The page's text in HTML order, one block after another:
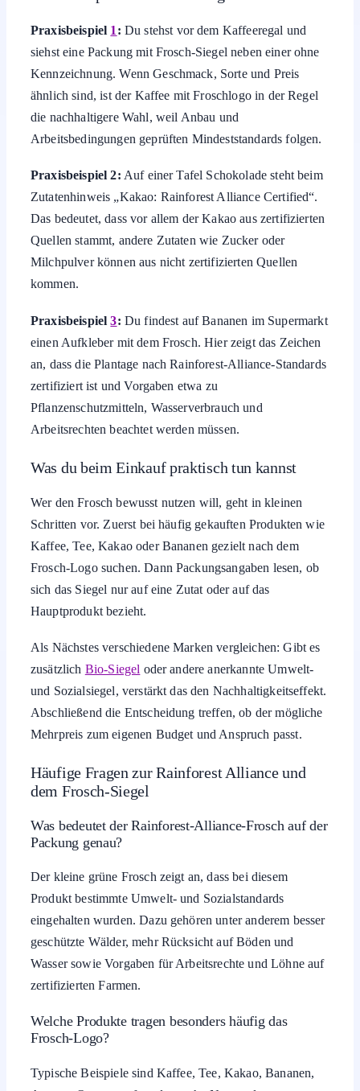
Praxisbeispiel 1 : Du stehst vor dem Kaffeeregal und
siehst eine Packung mit Frosch-Siegel neben einer ohne
Kennzeichnung. Wenn Geschmack, Sorte und Preis
ähnlich sind, ist der Kaffee mit Froschlogo in der Regel
die nachhaltigere Wahl, weil Anbau und
Arbeitsbedingungen geprüften Mindeststandards folgen.
Praxisbeispiel 2: Auf einer Tafel Schokolade steht beim
Zutatenhinweis „Kakao: Rainforest Alliance Certified“.
Das bedeutet, dass vor allem der Kakao aus zertifizierten
Quellen stammt, andere Zutaten wie Zucker oder
Milchpulver können aus nicht zertifizierten Quellen
kommen.
Praxisbeispiel3: Du findest auf Bananen im Supermarkt
einen Aufkleber mit dem Frosch. Hier zeigt das Zeichen
an, dass die Plantage nach Rainforest-Alliance-Standards
zertifiziert ist und Vorgaben etwa zu
Pflanzenschutzmitteln, Wasserverbrauch und
Arbeitsrechten beachtet werden müssen.
Was du beim Einkauf praktisch tun kannst
Wer den Frosch bewusst nutzen will, geht in kleinen
Schritten vor. Zuerst bei häufig gekauften Produkten wie
Kaffee, Tee, Kakao oder Bananen gezielt nach dem
Frosch-Logo suchen. Dann Packungsangaben lesen, ob
sich das Siegel nur auf eine Zutat oder auf das
Hauptprodukt bezieht.
Als Nächstes verschiedene Marken vergleichen: Gibt es
zusätzlich Bio-Siegel oder andere anerkannte Umwelt-
und Sozialsiegel, verstärkt das den Nachhaltigkeitseffekt.
Abschließend die Entscheidung treffen, ob der mögliche
Mehrpreis zum eigenen Budget und Anspruch passt.
Häufige Fragen zur Rainforest Alliance und
dem Frosch-Siegel
Was bedeutet der Rainforest-Alliance-Frosch auf der
Packung genau?
Der kleine grüne Frosch zeigt an, dass bei diesem
Produkt bestimmte Umwelt- und Sozialstandards
eingehalten wurden. Dazu gehören unter anderem besser
geschützte Wälder, mehr Rücksicht auf Böden und
Wasser sowie Vorgaben für Arbeitsrechte und Löhne auf
zertifizierten Farmen.
Welche Produkte tragen besonders häufig das
Frosch-Logo?
Typische Beispiele sind Kaffee, Tee, Kakao, Bananen,